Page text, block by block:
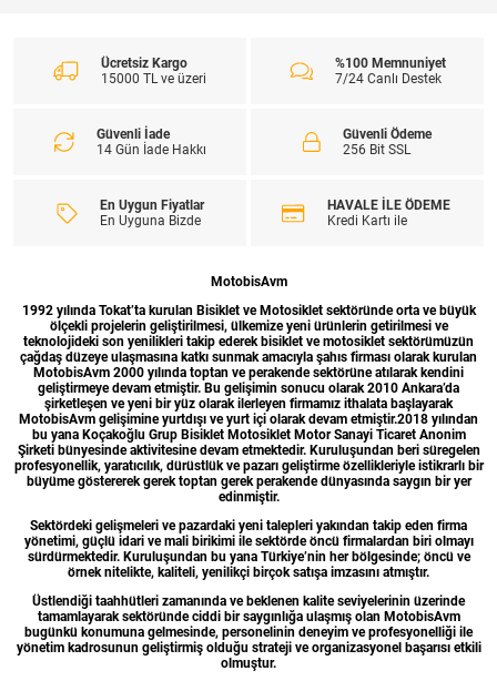
Ücretsiz Kargo
15000 TL ve üzeri
%100 Memnuniyet
7/24 Canlı Destek
Güvenli İade
14 Gün İade Hakkı
Güvenli Ödeme
256 Bit SSL
En Uygun Fiyatlar
En Uyguna Bizde
HAVALE İLE ÖDEME
Kredi Kartı ile
MotobisAvm
1992 yılında Tokat’ta kurulan Bisiklet ve Motosiklet sektöründe orta ve büyük
ölçekli projelerin geliştirilmesi, ülkemize yeni ürünlerin getirilmesi ve
teknolojideki son yenilikleri takip ederek bisiklet ve motosiklet sektörümüzün
çağdaş düzeye ulaşmasına katkı sunmak amacıyla şahıs firması olarak kurulan
MotobisAvm 2000 yılında toptan ve perakende sektörüne atılarak kendini
geliştirmeye devam etmiştir. Bu gelişimin sonucu olarak 2010 Ankara’da
şirketleşen ve yeni bir yüz olarak ilerleyen firmamız ithalata başlayarak
MotobisAvm gelişimine yurtdışı ve yurt içi olarak devam etmiştir.2018 yılından
bu yana Koçakoğlu Grup Bisiklet Motosiklet Motor Sanayi Ticaret Anonim
Şirketi bünyesinde aktivitesine devam etmektedir. Kuruluşundan beri süregelen
profesyonellik, yaratıcılık, dürüstlük ve pazarı geliştirme özellikleriyle istikrarlı bir
büyüme göstererek gerek toptan gerek perakende dünyasında saygın bir yer
edinmiştir.
Sektördeki gelişmeleri ve pazardaki yeni talepleri yakından takip eden firma
yönetimi, güçlü idari ve mali birikimi ile sektörde öncü firmalardan biri olmayı
sürdürmektedir. Kuruluşundan bu yana Türkiye’nin her bölgesinde; öncü ve
örnek nitelikte, kaliteli, yenilikçi birçok satışa imzasını atmıştır.
Üstlendiği taahhütleri zamanında ve beklenen kalite seviyelerinin üzerinde
tamamlayarak sektöründe ciddi bir saygınlığa ulaşmış olan MotobisAvm
bugünkü konumuna gelmesinde, personelinin deneyim ve profesyonelliği ile
yönetim kadrosunun geliştirmiş olduğu strateji ve organizasyonel başarısı etkili
olmuştur.